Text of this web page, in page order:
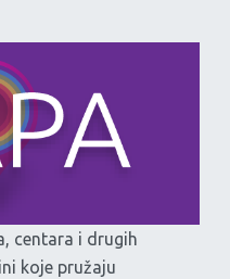
centara i drugih
koje pružaju